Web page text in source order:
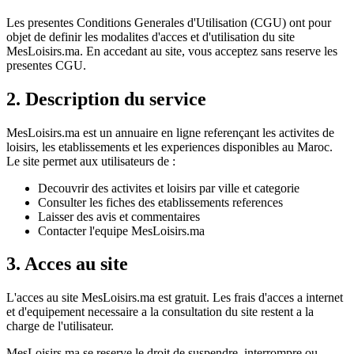
Les presentes Conditions Generales d'Utilisation (CGU) ont pour
objet de definir les modalites d'acces et d'utilisation du site
MesLoisirs.ma. En accedant au site, vous acceptez sans reserve les
presentes CGU.
2. Description du service
MesLoisirs.ma est un annuaire en ligne referençant les activites de
loisirs, les etablissements et les experiences disponibles au Maroc.
Le site permet aux utilisateurs de :
Decouvrir des activites et loisirs par ville et categorie
Consulter les fiches des etablissements references
Laisser des avis et commentaires
Contacter l'equipe MesLoisirs.ma
3. Acces au site
L'acces au site MesLoisirs.ma est gratuit. Les frais d'acces a internet
et d'equipement necessaire a la consultation du site restent a la
charge de l'utilisateur.